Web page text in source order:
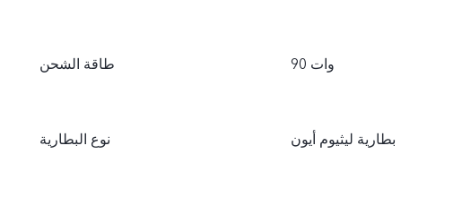
طاقة الشحن 90 وات
نوع البطارية بطارية ليثيوم أيون